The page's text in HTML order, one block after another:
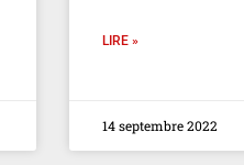
LIRE »
14 septembre 2022